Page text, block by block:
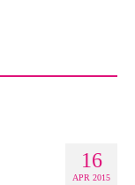
16
APR 2015